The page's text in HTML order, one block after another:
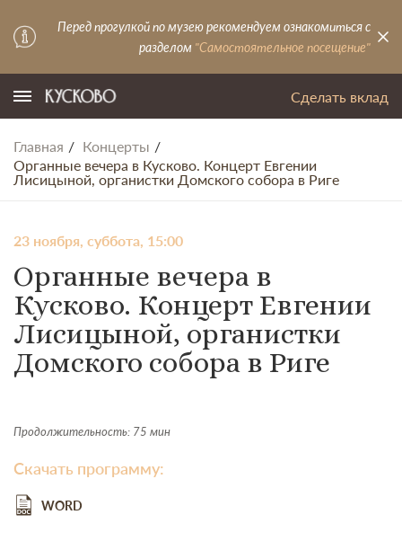
Перед прогулкой по музею рекомендуем ознакомиться с
разделом "Самостоятельное посещение"
Сделать вклад
Главная
Концерты
Органные вечера в Кусково. Концерт Евгении
Лисицыной, органистки Домского собора в Риге
23 ноября, суббота, 15:00
Органные вечера в
Кусково. Концерт Евгении
Лисицыной, органистки
Домского собора в Риге
Продолжительность: 75 мин
Скачать программу:
WORD